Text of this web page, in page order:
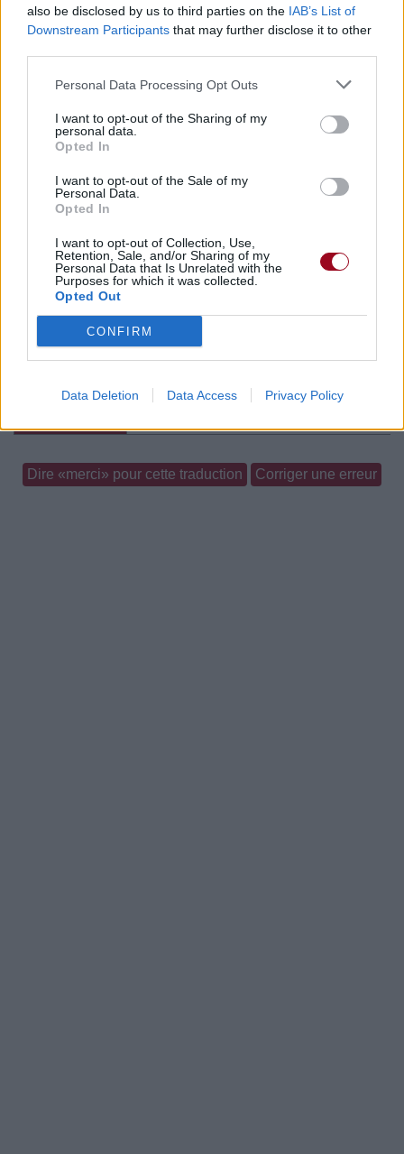
also be disclosed by us to third parties on the IAB’s List of
Downstream Participants that may further disclose it to other
Personal Data Processing Opt Outs
I want to opt-out of the Sharing of my
personal data.
Opted In
I want to opt-out of the Sale of my
Personal Data.
Opted In
I want to opt-out of Collection, Use,
Retention, Sale, and/or Sharing of my
Personal Data that Is Unrelated with the
Purposes for which it was collected.
Opted Out
CONFIRM
Data Deletion Data Access Privacy Policy
Commentaires
Voir la vidéo de «I Love»
Paroles + Traduction Téléchargement
Vidéos
Dire «merci» pour cette traduction Corriger une erreur